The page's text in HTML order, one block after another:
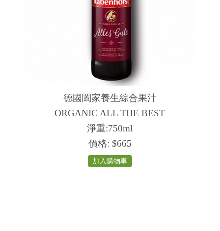
德國闔家養生綜合果汁
ORGANIC ALL THE BEST
淨重:750ml
價格: $665
加入購物車